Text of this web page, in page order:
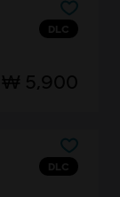
DLC
₩ 5,900
DLC